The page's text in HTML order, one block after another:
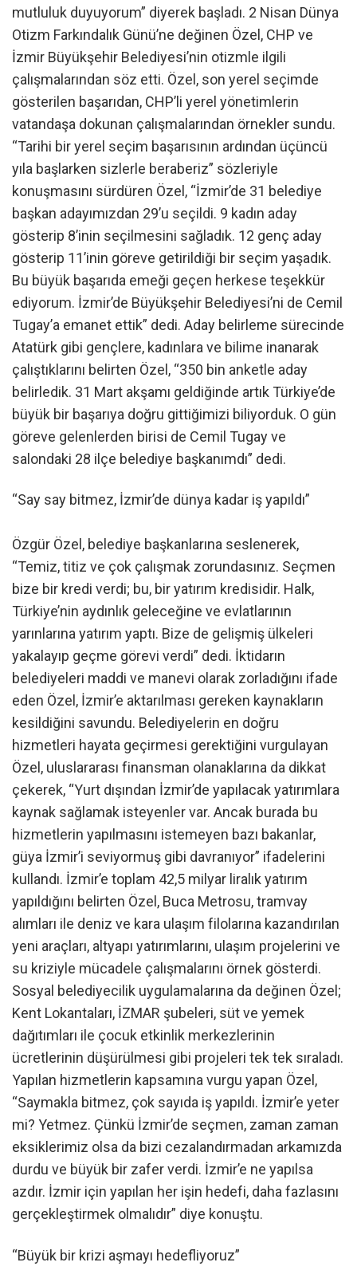
mutluluk duyuyorum” diyerek başladı. 2 Nisan Dünya
Otizm Farkındalık Günü’ne değinen Özel, CHP ve
İzmir Büyükşehir Belediyesi’nin otizmle ilgili
çalışmalarından söz etti. Özel, son yerel seçimde
gösterilen başarıdan, CHP’li yerel yönetimlerin
vatandaşa dokunan çalışmalarından örnekler sundu.
“Tarihi bir yerel seçim başarısının ardından üçüncü
yıla başlarken sizlerle beraberiz” sözleriyle
konuşmasını sürdüren Özel, “İzmir’de 31 belediye
başkan adayımızdan 29’u seçildi. 9 kadın aday
gösterip 8’inin seçilmesini sağladık. 12 genç aday
gösterip 11’inin göreve getirildiği bir seçim yaşadık.
Bu büyük başarıda emeği geçen herkese teşekkür
ediyorum. İzmir’de Büyükşehir Belediyesi’ni de Cemil
Tugay’a emanet ettik” dedi. Aday belirleme sürecinde
Atatürk gibi gençlere, kadınlara ve bilime inanarak
çalıştıklarını belirten Özel, “350 bin anketle aday
belirledik. 31 Mart akşamı geldiğinde artık Türkiye’de
büyük bir başarıya doğru gittiğimizi biliyorduk. O gün
göreve gelenlerden birisi de Cemil Tugay ve
salondaki 28 ilçe belediye başkanımdı” dedi.
“Say say bitmez, İzmir’de dünya kadar iş yapıldı”
Özgür Özel, belediye başkanlarına seslenerek,
“Temiz, titiz ve çok çalışmak zorundasınız. Seçmen
bize bir kredi verdi; bu, bir yatırım kredisidir. Halk,
Türkiye’nin aydınlık geleceğine ve evlatlarının
yarınlarına yatırım yaptı. Bize de gelişmiş ülkeleri
yakalayıp geçme görevi verdi” dedi. İktidarın
belediyeleri maddi ve manevi olarak zorladığını ifade
eden Özel, İzmir’e aktarılması gereken kaynakların
kesildiğini savundu. Belediyelerin en doğru
hizmetleri hayata geçirmesi gerektiğini vurgulayan
Özel, uluslararası finansman olanaklarına da dikkat
çekerek, “Yurt dışından İzmir’de yapılacak yatırımlara
kaynak sağlamak isteyenler var. Ancak burada bu
hizmetlerin yapılmasını istemeyen bazı bakanlar,
güya İzmir’i seviyormuş gibi davranıyor” ifadelerini
kullandı. İzmir’e toplam 42,5 milyar liralık yatırım
yapıldığını belirten Özel, Buca Metrosu, tramvay
alımları ile deniz ve kara ulaşım filolarına kazandırılan
yeni araçları, altyapı yatırımlarını, ulaşım projelerini ve
su kriziyle mücadele çalışmalarını örnek gösterdi.
Sosyal belediyecilik uygulamalarına da değinen Özel;
Kent Lokantaları, İZMAR şubeleri, süt ve yemek
dağıtımları ile çocuk etkinlik merkezlerinin
ücretlerinin düşürülmesi gibi projeleri tek tek sıraladı.
Yapılan hizmetlerin kapsamına vurgu yapan Özel,
“Saymakla bitmez, çok sayıda iş yapıldı. İzmir’e yeter
mi? Yetmez. Çünkü İzmir’de seçmen, zaman zaman
eksiklerimiz olsa da bizi cezalandırmadan arkamızda
durdu ve büyük bir zafer verdi. İzmir’e ne yapılsa
azdır. İzmir için yapılan her işin hedefi, daha fazlasını
gerçekleştirmek olmalıdır” diye konuştu.
“Büyük bir krizi aşmayı hedefliyoruz”